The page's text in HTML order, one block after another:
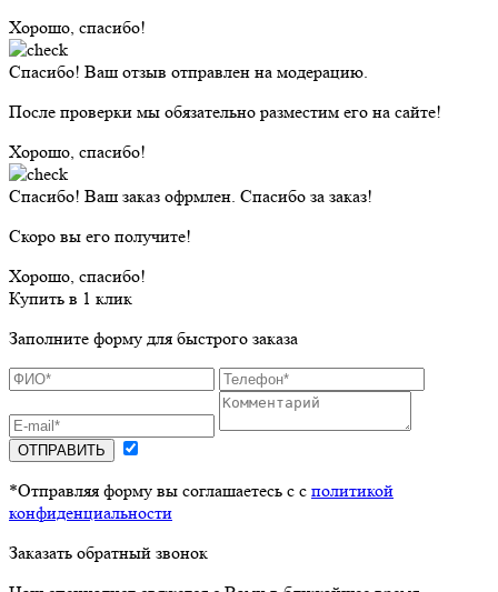
Хорошо, спасибо!
Спасибо! Ваш отзыв отправлен на модерацию.
После проверки мы обязательно разместим его на сайте!
Хорошо, спасибо!
Спасибо! Ваш заказ офрмлен. Спасибо за заказ!
Скоро вы его получите!
Хорошо, спасибо!
Купить в 1 клик
Заполните форму для быстрого заказа
ОТПРАВИТЬ
*Отправляя форму вы соглашаетесь с с политикой
конфиденциальности
Заказать обратный звонок